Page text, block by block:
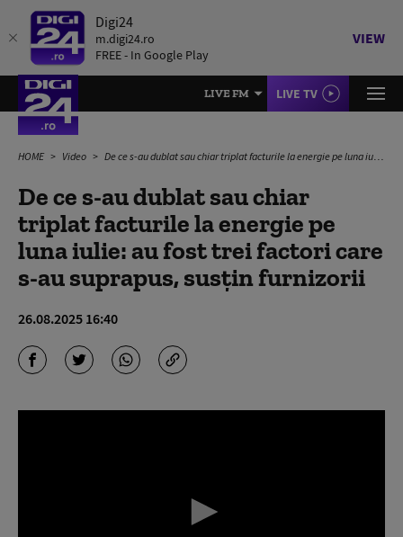
Digi24
m.digi24.ro
FREE - In Google Play
VIEW
LIVE FM LIVE TV
HOME Video De ce s-au dublat sau chiar triplat facturile la energie pe luna iulie: au fost trei factori care s-au suprapus, susțin furnizorii
De ce s-au dublat sau chiar
triplat facturile la energie pe
luna iulie: au fost trei factori care
s-au suprapus, susțin furnizorii
26.08.2025 16:40